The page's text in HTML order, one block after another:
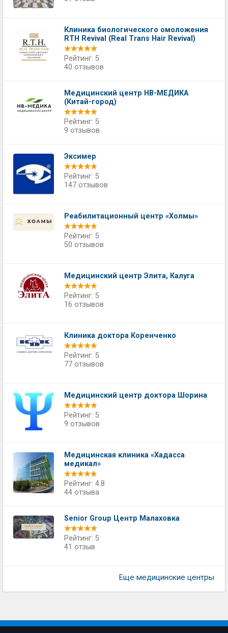
Клиника биологического омоложения
RTH Revival (Real Trans Hair Revival)
Рейтинг: 5
40 отзывов
Медицинский центр НВ-МЕДИКА
(Китай-город)
Рейтинг: 5
9 отзывов
Эксимер
Рейтинг: 5
147 отзывов
Реабилитационный центр «Холмы»
Рейтинг: 5
50 отзывов
Медицинский центр Элита, Калуга
Рейтинг: 5
16 отзывов
Клиника доктора Коренченко
Рейтинг: 5
77 отзывов
Медицинский центр доктора Шорина
Рейтинг: 5
9 отзывов
Медицинская клиника «Хадасса
медикал»
Рейтинг: 4.8
44 отзыва
Senior Group Центр Малаховка
Рейтинг: 5
41 отзыв
Еще медицинские центры